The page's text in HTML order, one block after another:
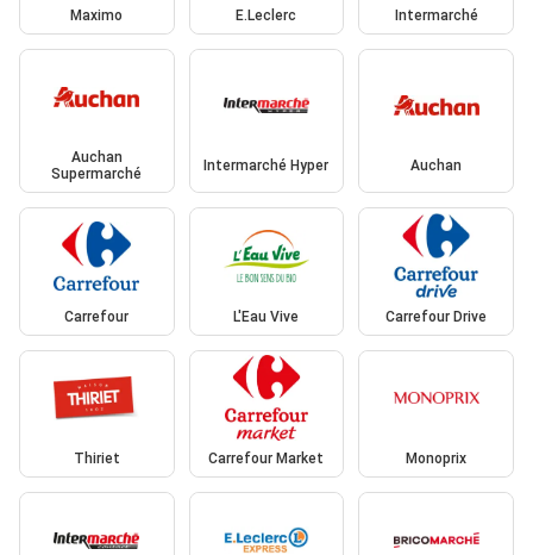
Maximo E.Leclerc Intermarché
Auchan
Supermarché
Intermarché Hyper Auchan
Carrefour L'Eau Vive Carrefour Drive
Thiriet Carrefour Market Monoprix